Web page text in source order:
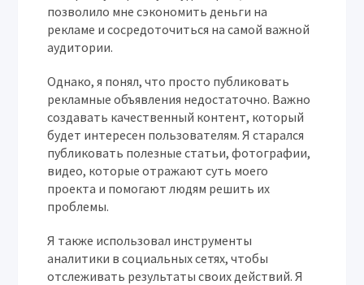
позволило мне сэкономить деньги на
рекламе и сосредоточиться на самой важной
аудитории.
Однако, я понял, что просто публиковать
рекламные объявления недостаточно. Важно
создавать качественный контент, который
будет интересен пользователям. Я старался
публиковать полезные статьи, фотографии,
видео, которые отражают суть моего
проекта и помогают людям решить их
проблемы.
Я также использовал инструменты
аналитики в социальных сетях, чтобы
отслеживать результаты своих действий. Я